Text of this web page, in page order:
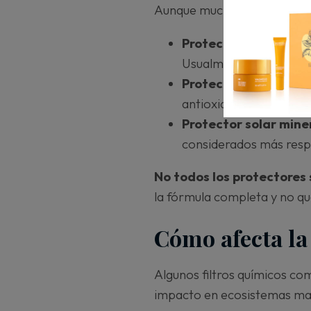
Aunque muchas veces se
Protector solar
Usualmente evitan
Protector solar
antioxidantes,
Protector solar
considerados más
No todos los protectores
la fórmula completa y no
Cómo afecta
Algunos filtros químicos
impacto en ecosistemas